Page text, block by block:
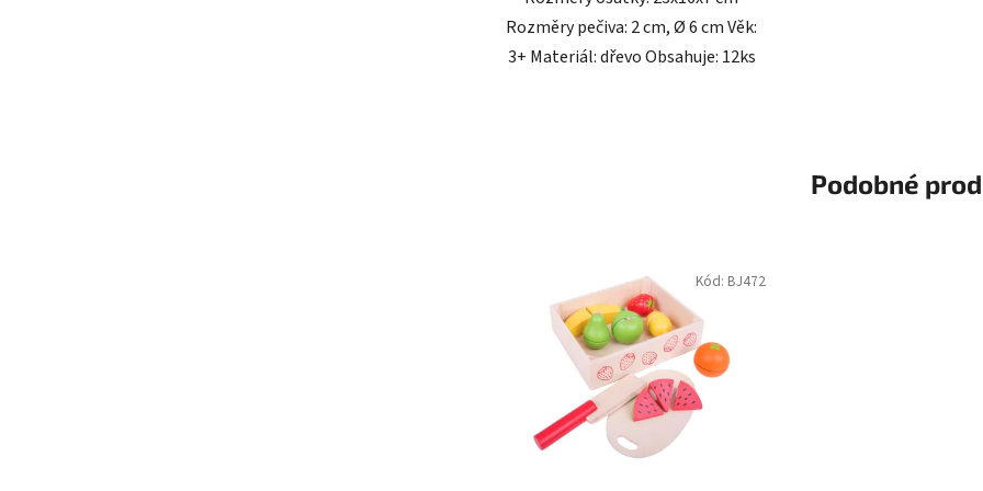
Rozměry pečiva: 2 cm, Ø 6 cm Věk:
3+ Materiál: dřevo Obsahuje: 12ks
Podobné
Kód: BJ472